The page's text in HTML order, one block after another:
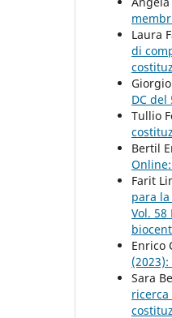
Laura
di
DC
Tullio
Bertil
Online:
Farit
para
Vol. 58
Enrico
(2023):
Sara